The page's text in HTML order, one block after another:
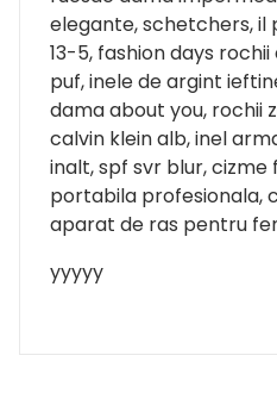
elegante, schetchers, il
13-5, fashion days
puf, inele de argint
dama about you, rochii
calvin klein alb, inel
inalt, spf svr blur, cizme
portabila profesionala,
aparat de ras pentru
yyyyy